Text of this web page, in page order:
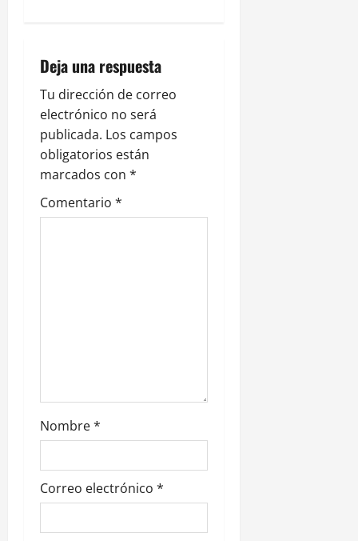
ó
n
d
e
e
a
s
Deja una respuesta
Tu dirección de correo
electrónico no será
publicada. Los campos
obligatorios están
marcados con *
Comentario *
Nombre*
Correo electrónico *